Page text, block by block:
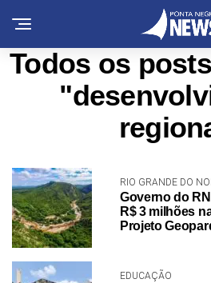
Todos os
RIO GRANDE DO
Governo do
R$ 3 milhões
Projeto
EDUCAÇÃO